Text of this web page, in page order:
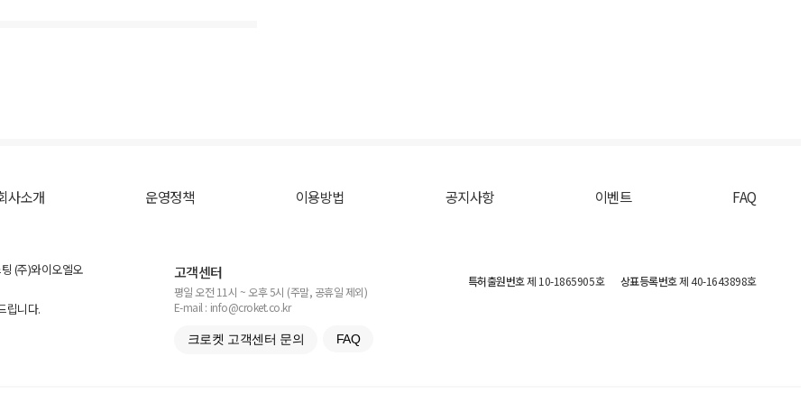
사소개 운영정책 이용방법 공지사항 이벤트 FAQ
(주)와이오엘오
립니다.
고객센터
평일 오전 11시 ~ 오후 5시 (주말, 공휴일 제외)
E-mail : info@croket.co.kr
크로켓 고객센터 문의 FAQ
특허출원번호제 10-1865905호 상표등록번호제 40-1643898호